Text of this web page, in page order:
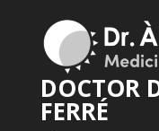
DOCTOR
FERRÉ